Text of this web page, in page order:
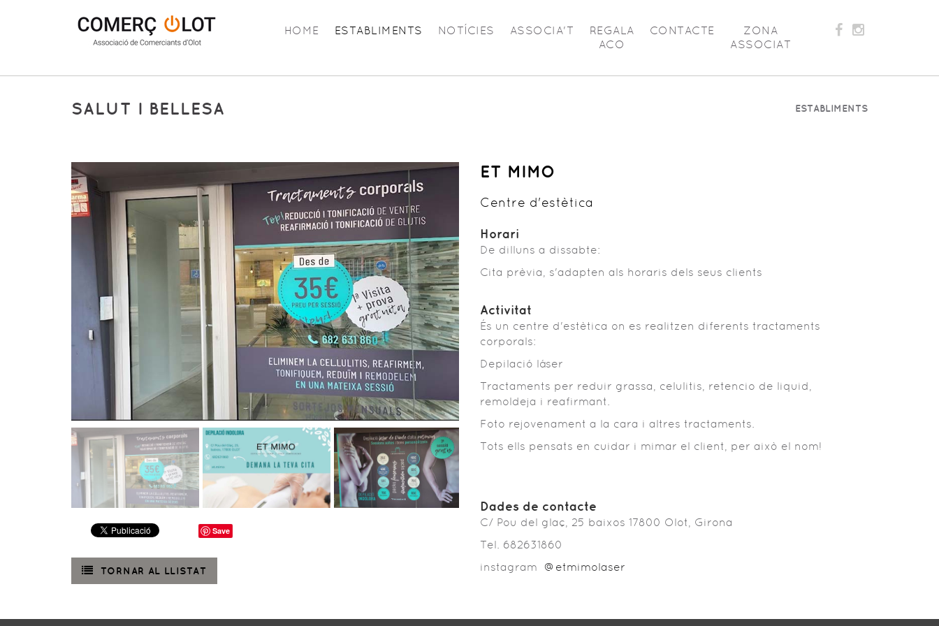
HOME ESTABLIMENTS NOTÍCIES ASSOCIA'T
REGALA
ACO
CONTACTE
ZONA
ASSOCIAT
ESTABLIMENTS
SALUT I BELLESA
ET MIMO
Centre d'estètica
Horari
De dilluns a dissabte:
Cita prèvia, s'adapten als horaris dels seus clients
Activitat
És un centre d'estètica on es realitzen diferents tractaments
corporals:
Depilació láser
Tractaments per reduir grassa, celulitis, retencio de liquid,
remoldeja i reafirmant.
Foto rejovenament a la cara i altres tractaments.
Tots ells pensats en cuidar i mimar el client, per això el nom!
Dades de contacte
C/ Pou del glaç, 25 baixos 17800 Olot, Girona
Tel. 682631860
instagram @etmimolaser
Save
TORNAR AL LLISTAT